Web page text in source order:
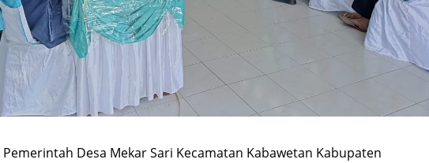
Pemerintah Desa Mekar Sari Kecamatan Kabawetan Kabupaten